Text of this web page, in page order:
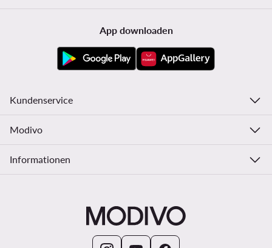
App downloaden
Kundenservice
Modivo
Informationen